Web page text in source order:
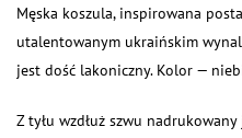
Męska koszula, inspirowana
utalentowanym ukraińskim
jest dość lakoniczny. Kolor —
Z tyłu wzdłuż szwu